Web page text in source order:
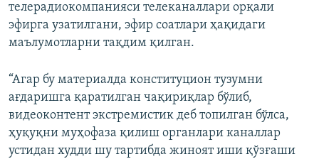
телерадиокомпанияси телеканаллари орқали
эфирга узатилгани, эфир соатлари ҳақидаги
маълумотларни тақдим қилган.
“Агар бу материалда конституцион тузумни
ағдаришга қаратилган чақириқлар бўлиб,
видеоконтент экстремистик деб топилган бўлса,
ҳуқуқни муҳофаза қилиш органлари каналлар
устидан худди шу тартибда жиноят иши қўзғаши